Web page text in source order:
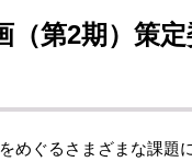
（第2期）策
めぐるさまざまな課題